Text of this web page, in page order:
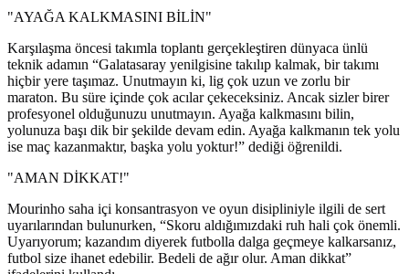
"AYAĞA KALKMASINI BİLİN"
Karşılaşma öncesi takımla toplantı gerçekleştiren dünyaca ünlü
teknik adamın “Galatasaray yenilgisine takılıp kalmak, bir takımı
hiçbir yere taşımaz. Unutmayın ki, lig çok uzun ve zorlu bir
maraton. Bu süre içinde çok acılar çekeceksiniz. Ancak sizler birer
profesyonel olduğunuzu unutmayın. Ayağa kalkmasını bilin,
yolunuza başı dik bir şekilde devam edin. Ayağa kalkmanın tek yolu
ise maç kazanmaktır, başka yolu yoktur!” dediği öğrenildi.
"AMAN DİKKAT!"
Mourinho saha içi konsantrasyon ve oyun disipliniyle ilgili de sert
uyarılarından bulunurken, “Skoru aldığımızdaki ruh hali çok önemli.
Uyarıyorum; kazandım diyerek futbolla dalga geçmeye kalkarsanız,
futbol size ihanet edebilir. Bedeli de ağır olur. Aman dikkat”